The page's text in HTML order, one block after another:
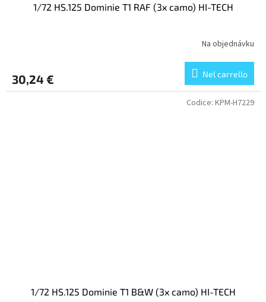
1/72 HS.125 Dominie T1 RAF (3x camo) HI-TECH
Na objednávku
30,24 € Nel carrello
1/72 HS.125 Dominie T1 B&W (3x camo) HI-TECH
Codice: KPM-H7229